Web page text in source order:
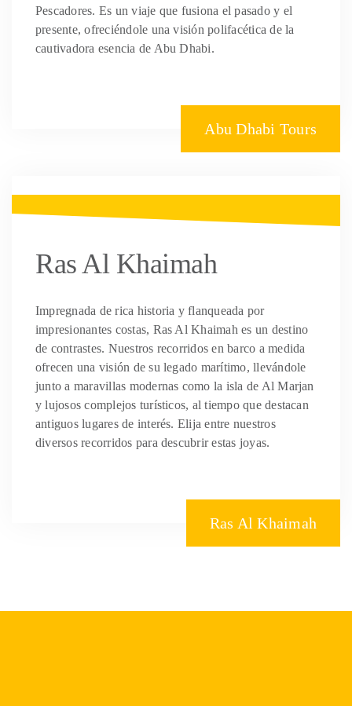
Pescadores. Es un viaje que fusiona el pasado y el
presente, ofreciéndole una visión polifacética de la
cautivadora esencia de Abu Dhabi.
Abu Dhabi Tours
Ras Al Khaimah
Impregnada de rica historia y flanqueada por
impresionantes costas, Ras Al Khaimah es un destino
de contrastes. Nuestros recorridos en barco a medida
ofrecen una visión de su legado marítimo, llevándole
junto a maravillas modernas como la isla de Al Marjan
y lujosos complejos turísticos, al tiempo que destacan
antiguos lugares de interés. Elija entre nuestros
diversos recorridos para descubrir estas joyas.
Ras Al Khaimah